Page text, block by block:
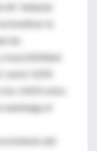
de “adoptar
la
las
la posibilidad
3.205
los 1.810 votos
el
del